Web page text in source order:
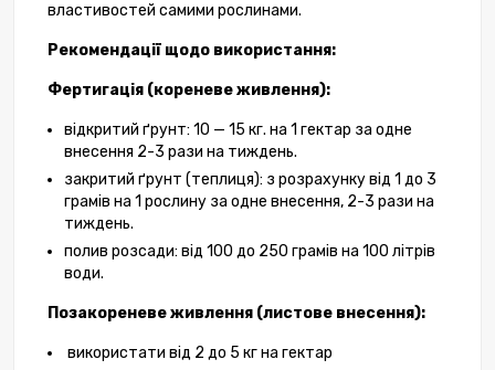
властивостей самими рослинами.
Рекомендації щодо використання:
Фертигація (кореневе живлення):
відкритий ґрунт: 10 — 15 кг. на 1 гектар за одне
внесення 2-3 рази на тиждень.
закритий ґрунт (теплиця): з розрахунку від 1 до 3
грамів на 1 рослину за одне внесення, 2-3 рази на
тиждень.
полив розсади: від 100 до 250 грамів на 100 літрів
води.
Позакореневе живлення (листове внесення):
використати від 2 до 5 кг на гектар